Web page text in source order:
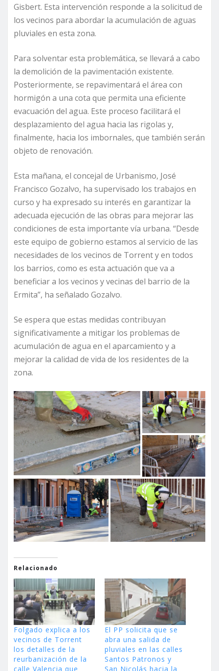
Gisbert. Esta intervención responde a la solicitud de
los vecinos para abordar la acumulación de aguas
pluviales en esta zona.
Para solventar esta problemática, se llevará a cabo
la demolición de la pavimentación existente.
Posteriormente, se repavimentará el área con
hormigón a una cota que permita una eficiente
evacuación del agua. Este proceso facilitará el
desplazamiento del agua hacia las rigolas y,
finalmente, hacia los imbornales, que también serán
objeto de renovación.
Esta mañana, el concejal de Urbanismo, José
Francisco Gozalvo, ha supervisado los trabajos en
curso y ha expresado su interés en garantizar la
adecuada ejecución de las obras para mejorar las
condiciones de esta importante vía urbana. “Desde
este equipo de gobierno estamos al servicio de las
necesidades de los vecinos de Torrent y en todos
los barrios, como es esta actuación que va a
beneficiar a los vecinos y vecinas del barrio de la
Ermita”, ha señalado Gozalvo.
Se espera que estas medidas contribuyan
significativamente a mitigar los problemas de
acumulación de agua en el aparcamiento y a
mejorar la calidad de vida de los residentes de la
zona.
Relacionado
Folgado explica a los
vecinos de Torrent
los detalles de la
reurbanización de la
calle Valencia que
El PP solicita que se
abra una salida de
pluviales en las calles
Santos Patronos y
San Nicolás hacia la